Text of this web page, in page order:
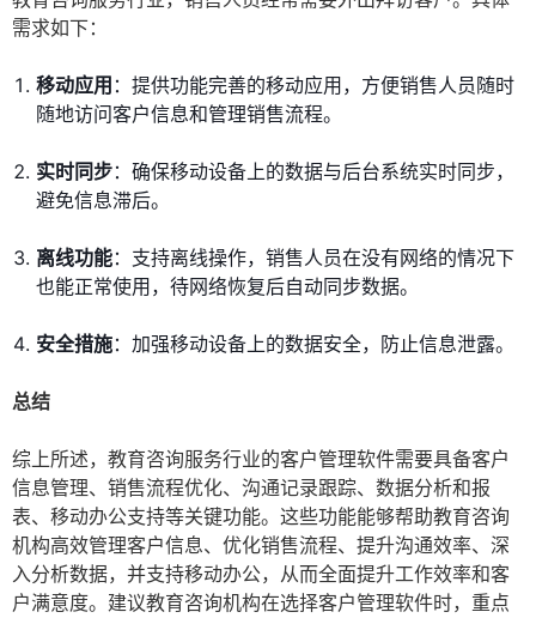
需求如下：
移动应用 ：提供功能完善的移动应用，方便销售人员随时
随地访问客户信息和管理销售流程。
实时同步：确保移动设备上的数据与后台系统实时同步，
避免信息滞后。
离线功能：支持离线操作，销售人员在没有网络的情况下
也能正常使用，待网络恢复后自动同步数据。
安全措施：加强移动设备上的数据安全，防止信息泄露。
总结
综上所述，教育咨询服务行业的客户管理软件需要具备客户
信息管理、销售流程优化、沟通记录跟踪、数据分析和报
表、移动办公支持等关键功能。这些功能能够帮助教育咨询
机构高效管理客户信息、优化销售流程、提升沟通效率、深
入分析数据，并支持移动办公，从而全面提升工作效率和客
户满意度。建议教育咨询机构在选择客户管理软件时，重点